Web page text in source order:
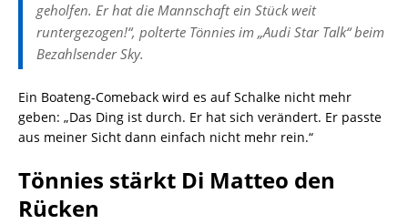
geholfen. Er hat die Mannschaft ein Stück weit
runtergezogen!“, polterte Tönnies im „Audi Star Talk“ beim
Bezahlsender Sky.
Ein Boateng-Comeback wird es auf Schalke nicht mehr
geben: „Das Ding ist durch. Er hat sich verändert. Er passte
aus meiner Sicht dann einfach nicht mehr rein.“
Tönnies stärkt Di Matteo den
Rücken